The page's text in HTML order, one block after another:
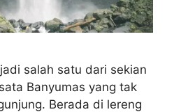
salah satu dari sekian
Banyumas yang tak
Berada di lereng